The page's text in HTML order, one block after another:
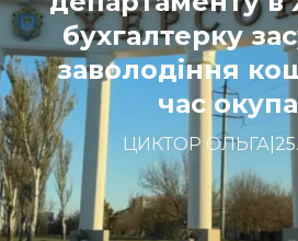
бухгалтерку
заволодіння
час
ЦИКТОР ОЛЬГА